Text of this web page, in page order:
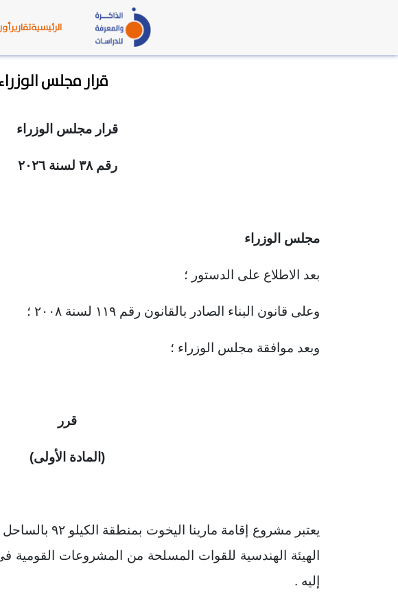
الرئيسيةتقارير
قرار مجلس الوزراء رقم 38 لسنة 2026
قرار مجلس الوزراء
رقم ٣٨ لسنة ٢٠٢٦
مجلس الوزراء
بعد الاطلاع على الدستور ؛
وعلى قانون البناء الصادر بالقانون رقم ۱۱۹ لسنة ۲۰۰۸ ؛
وبعد موافقة مجلس الوزراء ؛
قرر
(المادة الأولى)
يعتبر مشروع إقامة مارينا اليخوت بمنطقة الكيلو۹۲ بالساحل
الهيئة الهندسية للقوات المسلحة من المشروعات القومية
إليه .